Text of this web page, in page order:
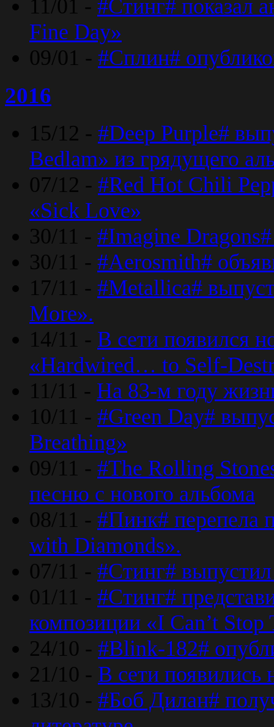
11/01 - #Стинг# показал
Fine Day»
09/01 - #Сплин#
2016
15/12 - #Deep Purple#
Bedlam» из грядущего
07/12 - #Red Hot Chili
«Sick Love»
30/11 - #Imagine
30/11 - #Aerosmith#
17/11 - #Metallica#
More».
14/11 - В сети появился
«Hardwired… to Self-
11/11 - На 83-м году
10/11 - #Green Day#
Breathing»
09/11 - #The Rolling
песню с нового альбома
08/11 - #Пинк# перепела
with Diamonds».
07/11 - #Стинг#
01/11 - #Стинг#
композиции «I Can’t
24/10 - #Blink-182#
21/10 - В сети появились
13/10 - #Боб Дилан#